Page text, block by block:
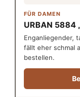
FÜR DAMEN
URBAN 5884
Enganliegender,
fällt eher schmal
bestellen.